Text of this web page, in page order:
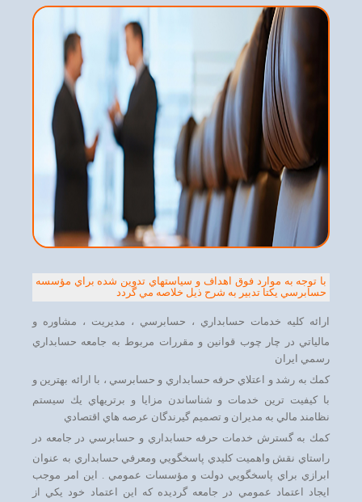
با توجه به موارد فوق اهداف و سياستهاي تدوين شده براي مؤسسه
حسابرسي يكتا تدبير به شرح ذيل خلاصه مي گردد
ارائه كليه خدمات حسابداري ، حسابرسي ، مديريت ، مشاوره و
مالياتي در چار چوب قوانين و مقررات مربوط به جامعه حسابداري
رسمي ايران
كمك به رشد و اعتلاي حرفه حسابداري و حسابرسي ، با ارائه بهترين و
با كيفيت ترين خدمات و شناساندن مزايا و برتريهاي يك سيستم
نظامند مالي به مديران و تصميم گيرندگان عرصه هاي اقتصادي
كمك به گسترش خدمات حرفه حسابداري و حسابرسي در جامعه در
راستاي نقش واهميت كليدي پاسخگويي ومعرفي حسابداري به عنوان
ابرازي براي پاسخگويي دولت و مؤسسات عمومي . اين امر موجب
ايجاد اعتماد عمومي در جامعه گرديده كه اين اعتماد خود يكي از